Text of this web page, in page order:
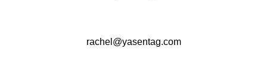
rachel@yasentag.com